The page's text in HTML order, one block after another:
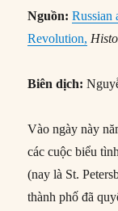
Nguồn: Russian
Revolution,
Biên dịch:
Vào ngày này
các cuộc biểu
(nay là St.
thành phố đã